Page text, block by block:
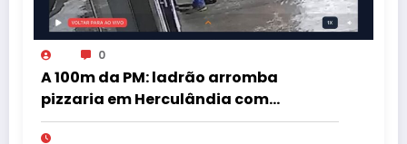
0
A 100m da PM: ladrão arromba
pizzaria em Herculândia com
patinete furtado